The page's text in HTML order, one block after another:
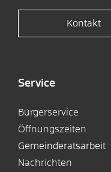
Kontakt
Service
Bürgerservice
Öffnungszeiten
Gemeinderatsarbeit
Nachrichten